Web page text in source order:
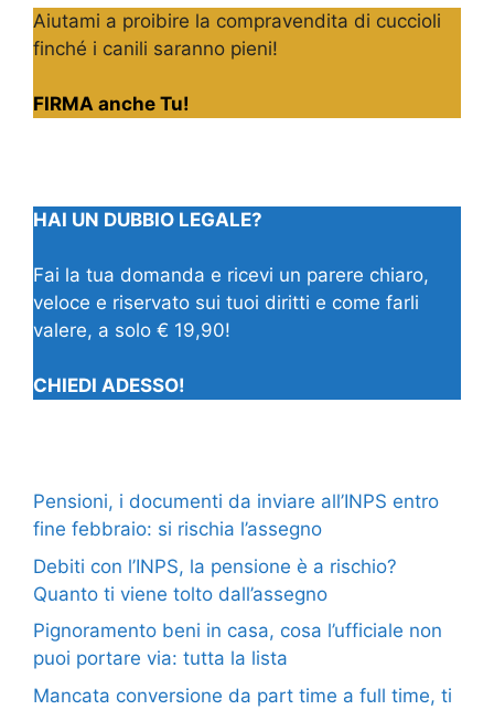
Aiutami a proibire la compravendita di cuccioli
finché i canili saranno pieni!
FIRMA anche Tu!
HAI UN DUBBIO LEGALE?
Fai la tua domanda e ricevi un parere chiaro,
veloce e riservato sui tuoi diritti e come farli
valere, a solo € 19,90!
CHIEDI ADESSO!
Pensioni, i documenti da inviare all’INPS entro
fine febbraio: si rischia l’assegno
Debiti con l’INPS, la pensione è a rischio?
Quanto ti viene tolto dall’assegno
Pignoramento beni in casa, cosa l’ufficiale non
puoi portare via: tutta la lista
Mancata conversione da part time a full time, ti